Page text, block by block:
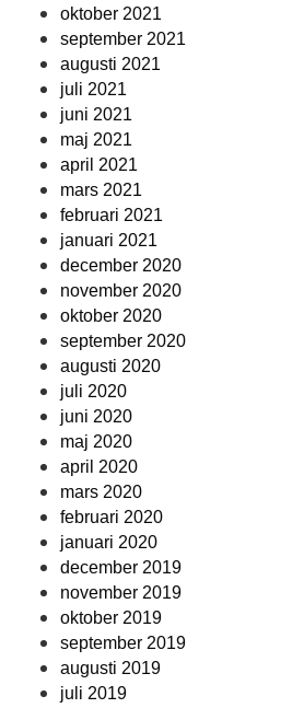
oktober 2021
september 2021
augusti 2021
juli 2021
juni 2021
maj 2021
april 2021
mars 2021
februari 2021
januari 2021
december 2020
november 2020
oktober 2020
september 2020
augusti 2020
juli 2020
juni 2020
maj 2020
april 2020
mars 2020
februari 2020
januari 2020
december 2019
november 2019
oktober 2019
september 2019
augusti 2019
juli 2019